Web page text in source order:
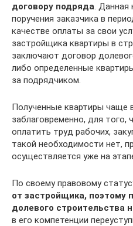
договору подряда. Данная
поручения заказчика в
качестве оплаты за свои
застройщика квартиры в
заключают договор
либо определенные
за подрядчиком.
Полученные квартиры чаще
заблаговременно, для
оплатить труд рабочих,
такой необходимости нет,
осуществляется уже на
По своему правовому
от застройщика, поэтому
долевого строительства
в его компетенции